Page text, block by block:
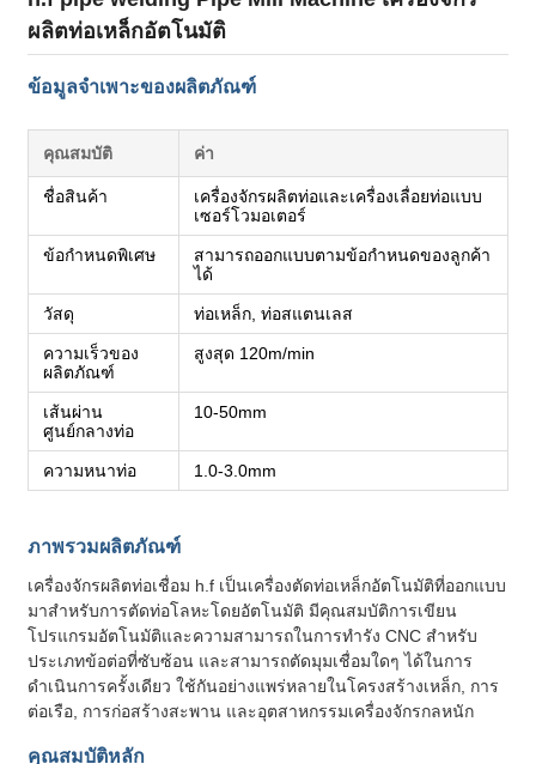
ผลิตท่อเหล็กอัตโนมัติ
ข้อมูลจำเพาะของผลิตภัณฑ์
คุณสมบัติ ค่า
ชื่อสินค้า
เครื่องจักรผลิตท่อและเครื่องเลื่อยท่อแบบ
เซอร์โวมอเตอร์
ข้อกำหนดพิเศษ
สามารถออกแบบตามข้อกำหนดของลูกค้า
ได้
วัสดุ ท่อเหล็ก, ท่อสแตนเลส
ความเร็วของ
ผลิตภัณฑ์
สูงสุด 120m/min
เส้นผ่าน
ศูนย์กลางท่อ
10-50mm
ความหนาท่อ 1.0-3.0mm
ภาพรวมผลิตภัณฑ์
เครื่องจักรผลิตท่อเชื่อม h.f เป็นเครื่องตัดท่อเหล็กอัตโนมัติที่ออกแบบ
มาสำหรับการตัดท่อโลหะโดยอัตโนมัติ มีคุณสมบัติการเขียน
โปรแกรมอัตโนมัติและความสามารถในการทำรัง CNC สำหรับ
ประเภทข้อต่อที่ซับซ้อน และสามารถตัดมุมเชื่อมใดๆ ได้ในการ
ดำเนินการครั้งเดียว ใช้กันอย่างแพร่หลายในโครงสร้างเหล็ก, การ
ต่อเรือ, การก่อสร้างสะพาน และอุตสาหกรรมเครื่องจักรกลหนัก
คุณสมบัติหลัก